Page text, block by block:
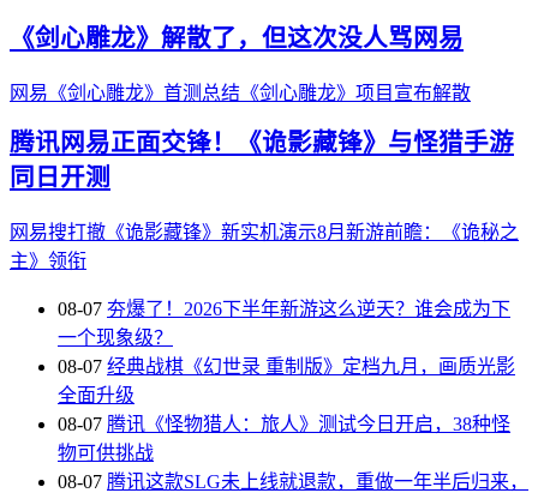
《剑心雕龙》解散了，但这次没人骂网易
网易《剑心雕龙》首测总结 《剑心雕龙》项目宣布解散
腾讯网易正面交锋！《诡影藏锋》与怪猎手游
同日开测
网易搜打撤《诡影藏锋》新实机演示8月新游前瞻：《诡秘之
主》领衔
08-07 夯爆了！2026下半年新游这么逆天？谁会成为下
一个现象级？
08-07 经典战棋《幻世录 重制版》定档九月，画质光影
全面升级
08-07 腾讯《怪物猎人：旅人》测试今日开启，38种怪
物可供挑战
08-07 腾讯这款SLG未上线就退款，重做一年半后归来，